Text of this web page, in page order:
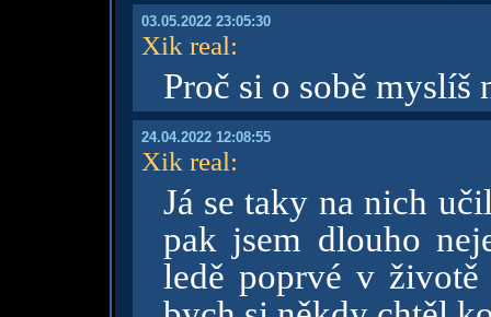
03.05.2022 23:05:30
Xik real:
Proč si o sobě myslíš
24.04.2022 12:08:55
Xik real:
Já se taky na nich
pak jsem dlouho
ledě poprvé v